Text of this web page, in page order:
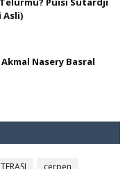
Asli)
Nasery Basral